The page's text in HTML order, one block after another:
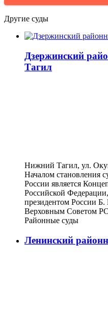
Другие суды
Дзержинский
Тагил
Нижний Тагил, ул.
Началом становления
России является
Российской
президентом России
Верховным Советом
Районные суды
Ленинский